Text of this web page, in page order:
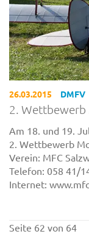
26.03.2015 DMFV
2.
Am 18. und 19.
2. Wettbewerb
Verein: MFC
Telefon: 058 41/
Internet:
Seite 62 von 64